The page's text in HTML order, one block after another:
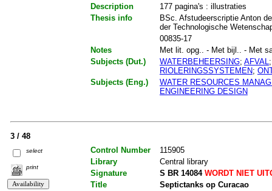
Description
177 pagina's : illustraties
Thesis info
BSc. Afstudeerscriptie Anton
der Technologische
00835-17
Notes
Met lit. opg.. - Met bijl.. - Met
Subjects (Dut.)
WATERBEHEERSING; AFVAL
RIOLERINGSSYSTEMEN;
Subjects (Eng.)
WATER RESOURCES
ENGINEERING DESIGN
3 / 48
select
print
Control Number
115905
Library
Central library
Signature
S BR 14084WORDT NIET
Title
Septictanks op Curacao